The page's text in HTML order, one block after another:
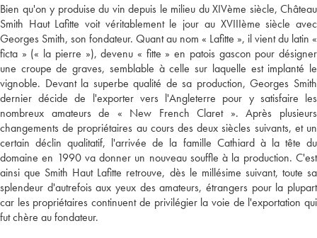
Bien qu'on y produise du vin depuis le milieu du XIVème siècle, Château
Smith Haut Lafitte voit véritablement le jour au XVIIIème siècle avec
Georges Smith, son fondateur. Quant au nom « Lafitte », il vient du latin «
ficta » (« la pierre »), devenu « fitte » en patois gascon pour désigner
une croupe de graves, semblable à celle sur laquelle est implanté le
vignoble. Devant la superbe qualité de sa production, Georges Smith
dernier décide de l'exporter vers l'Angleterre pour y satisfaire les
nombreux amateurs de « New French Claret ». Après plusieurs
changements de propriétaires au cours des deux siècles suivants, et un
certain déclin qualitatif, l'arrivée de la famille Cathiard à la tête du
domaine en 1990 va donner un nouveau souffle à la production. C'est
ainsi que Smith Haut Lafitte retrouve, dès le millésime suivant, toute sa
splendeur d'autrefois aux yeux des amateurs, étrangers pour la plupart
car les propriétaires continuent de privilégier la voie de l'exportation qui
fut chère au fondateur.